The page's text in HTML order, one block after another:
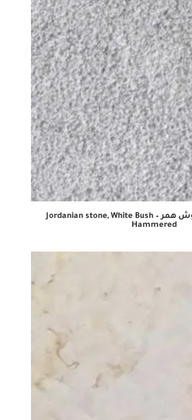
حجر اردني أبيض بوش همر – Jordanian stone, White Bush
Hammered